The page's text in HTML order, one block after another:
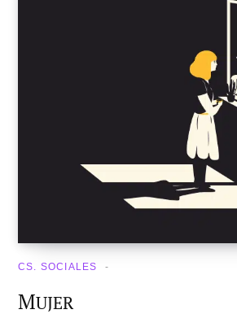
CS. SOCIALES
MUJER